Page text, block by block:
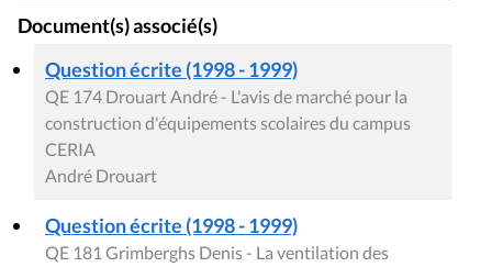
Document(s) associé(s)
Question écrite (1998 - 1999)
QE 174 Drouart André - L'avis de marché pour la
construction d'équipements scolaires du campus
CERIA
André Drouart
Question écrite (1998 - 1999)
QE 181 Grimberghs Denis - La ventilation des